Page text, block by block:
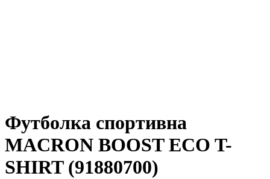
Футболка спортивна
MACRON BOOST ECO T-
SHIRT (91880700)